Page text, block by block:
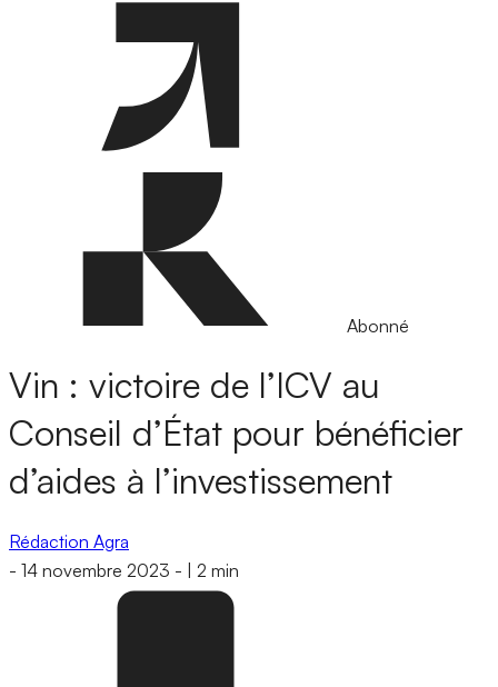
Abonné
Vin : victoire de l’ICV au
Conseil d’État pour bénéficier
d’aides à l’investissement
Rédaction Agra
- 14 novembre 2023 - 2 min